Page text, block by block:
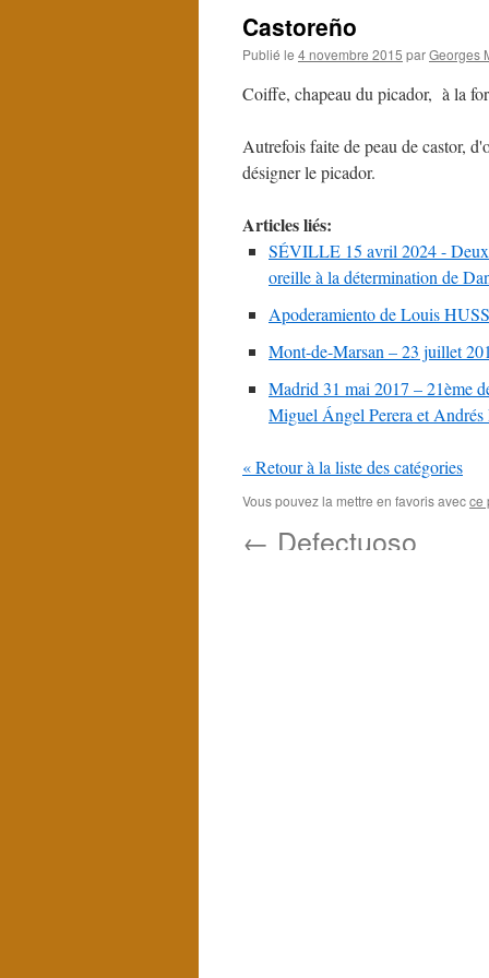
Castoreño
Publié le 4 novembre 2015 parGeorges
Coiffe, chapeau du picador, à la
Autrefois faite de peau de castor,
désigner le picador.
Articles liés:
SÉVILLE 15 avril 2024 - Deux
oreille à la détermination de
Apoderamiento de Louis
Mont-de-Marsan – 23 juillet
Madrid 31 mai 2017 – 21ème
Miguel Ángel Perera et Andrés
« Retour à la liste des catégories
Vous pouvez la mettre en favoris avecce
← Defectuoso